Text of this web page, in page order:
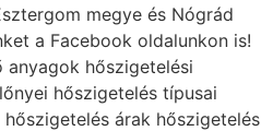
megye és Nógrád
a Facebook oldalunkon is!
anyagok hőszigetelési
hőszigetelés típusai
árak hőszigetelés